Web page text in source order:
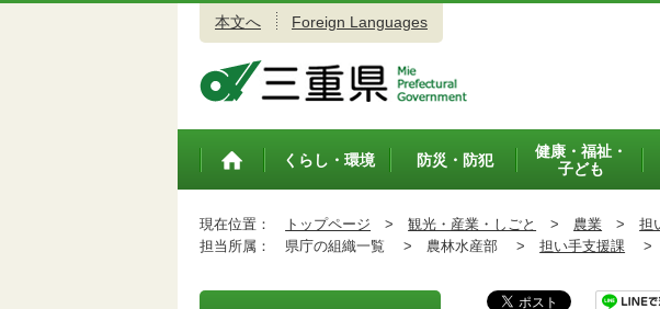
本文へ Foreign Languages
トップペ
くらし・環境 防災・防犯
健康・福祉・
子ども
現在位置： トップページ > 観光・産業・しごと > 農業 > 担
担当所属：
県庁の組織一覧 > 農林水産部 > 担い手支援課 >